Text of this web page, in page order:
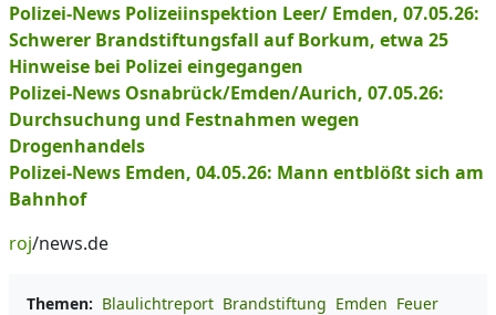
Polizei-News Polizeiinspektion Leer/ Emden, 07.05.26:
Schwerer Brandstiftungsfall auf Borkum, etwa 25
Hinweise bei Polizei eingegangen
Polizei-News Osnabrück/Emden/Aurich, 07.05.26:
Durchsuchung und Festnahmen wegen
Drogenhandels
Polizei-News Emden, 04.05.26: Mann entblößt sich am
Bahnhof
roj/news.de
Themen: Blaulichtreport Brandstiftung Emden Feuer